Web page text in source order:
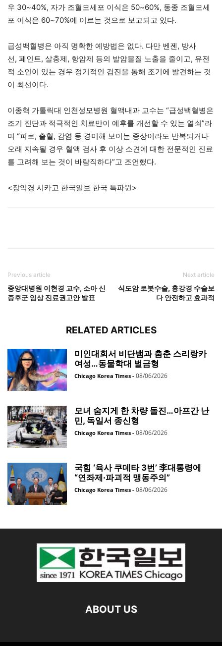
우 30~40%, 자가 조혈모세포 이식은 50~60%, 동종 조혈모세
포 이식은 60~70%에 이르는 것으로 보고되고 있다.
급성백혈병은 아직 명확한 예방법은 없다. 다만 벤젠, 방사
선, 페인트, 살충제, 항암제 등의 발암물질 노출을 줄이고, 유전
적 소인이 있는 경우 정기적인 검진을 통해 조기에 발견하는 것
이 최선이다.
이종혁 가톨릭대 인천성모병원 혈액내과 교수는 “급성백혈병은
조기 진단과 적극적인 치료만이 예후를 개선할 수 있는 열쇠”라
며 “피로, 출혈, 감염 등 경미해 보이는 증상이라도 반복되거나
오래 지속될 경우 혈액 검사 후 이상 소견에 대한 전문적인 진료
를 고려해 보는 것이 바람직하다”고 조언했다.
<장익경 시카고 한국일보 한국 특파원>
Previous article
중앙대병원 이현경 교수, 소아 신
증후군 임상 진료권고안 발표
Next article
식도암 로봇수술, 흉강경 수술보
다 안전하고 효과적
RELATED ARTICLES
미인대회서 비단뱀과 춤춘 스리랑카
여성…동물학대 벌금형
Chicago Korea Times - 08/06/2026
모녀 숨지게 한 차량 돌진…아프간 난
민, 독일서 종신형
Chicago Korea Times - 08/06/2026
국힘 ‘육사 쿠데타 3번’ 李대통령에
“연좌제·파괴적 맹동주의”
Chicago Korea Times - 08/06/2026
ABOUT US